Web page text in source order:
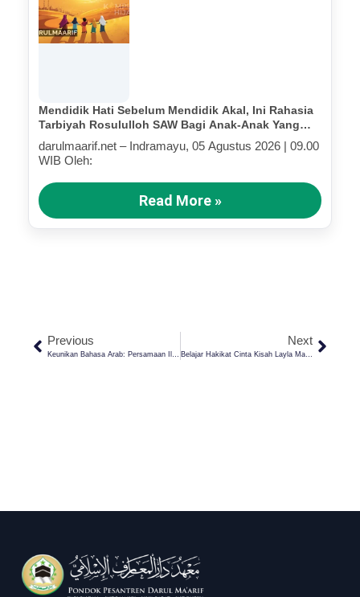
Mendidik Hati Sebelum Mendidik Akal, Ini Rahasia
Tarbiyah Rosululloh SAW Bagi Anak-Anak Yang
Terluka (Bagian III)
darulmaarif.net – Indramayu, 05 Agustus 2026 | 09.00
WIB Oleh:
Read More »
Previous
Keunikan Bahasa Arab: Persamaan Ilmu, Kekayaan, Dan Kesuburan
Next
Belajar Hakikat Cinta Kisah Layla Majnun: Sebuah Cerita Cinta Abadi